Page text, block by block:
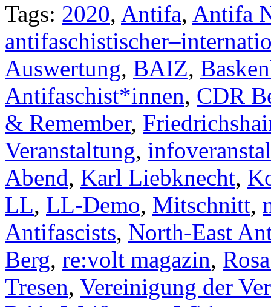
Tags: 2020, Antifa, Antifa
Auswertung, BAIZ,
Antifaschist*innen, CDR
& Remember,
Veranstaltung,
Abend, Karl Liebknecht,
LL, LL-Demo, Mitschnitt,
Antifascists, North-East
Berg, re:volt magazin,
Tresen, Vereinigung der